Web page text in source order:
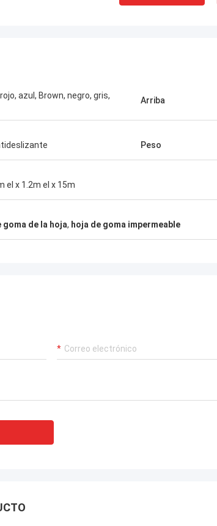
azul, Brown, negro, gris,
Arriba
Peso
el x 1.2m el x 15m
de la hoja, hoja de goma impermeable